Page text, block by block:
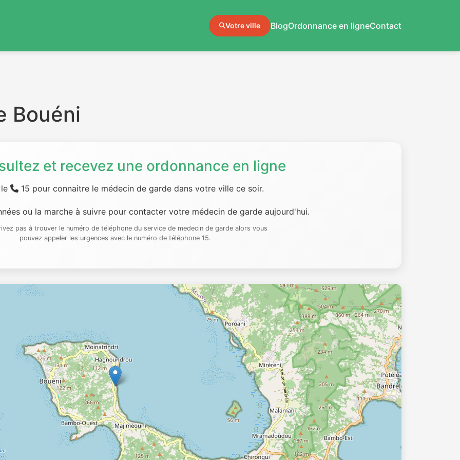
Votre ville BlogOrdonnance en ligneContact
Bouéni
et recevez une ordonnance en ligne
15 pour connaitre le médecin de garde dans votre ville ce soir.
ou la marche à suivre pour contacter votre médecin de garde aujourd'hui.
pas à trouver le numéro de téléphone du service de medecin de garde alors vous
pouvez appeler les urgences avec le numéro de téléphone 15.